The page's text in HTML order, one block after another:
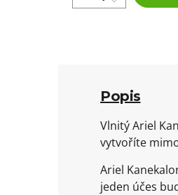
Popis
Vlnitý Ariel
vytvoříte
Ariel
jeden účes